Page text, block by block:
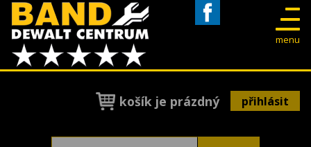
menu
košík je prázdný přihlásit